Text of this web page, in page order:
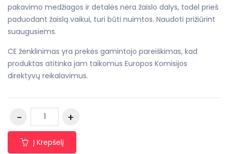
pakavimo medžiagos ir detalės nėra žaislo dalys, todėl prieš
paduodant žaislą vaikui, turi būti nuimtos. Naudoti prižiūrint
suaugusiems.
CE ženklinimas yra prekės gamintojo pareiškimas, kad
produktas atitinka jam taikomus Europos Komisijos
direktyvų reikalavimus.
Į Krepšelį